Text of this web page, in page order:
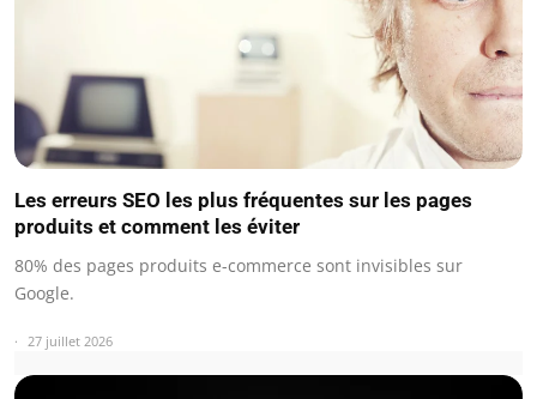
Les erreurs SEO les plus fréquentes sur les pages
produits et comment les éviter
80% des pages produits e-commerce sont invisibles sur
Google.
27 juillet 2026